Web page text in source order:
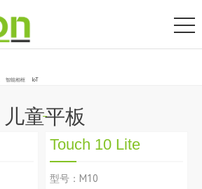
智能相框 IoT
儿童平板
Touch 10 Lite
型号：M10